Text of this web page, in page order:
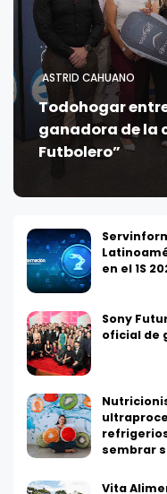
ASTRID CAHUANO
Todohogar
ganadora de la
Futbolero”
en el 1S
Sony
oficial de
sembrar
Vita